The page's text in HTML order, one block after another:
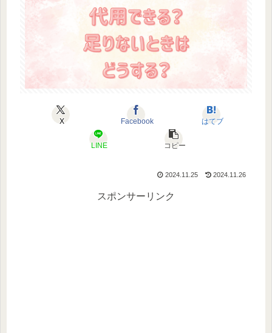
X Facebook はてブ
LINE コピー
2024.11.25 2024.11.26
スポンサーリンク